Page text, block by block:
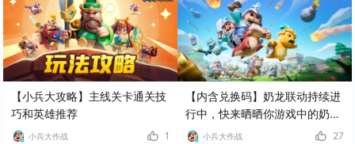
【小兵大攻略】主线关卡通关技
巧和英雄推荐
小兵大作战 1
【内含兑换码】奶龙联动持续进
行中，快来晒晒你游戏中的奶龙
吧！小兵大作战 27